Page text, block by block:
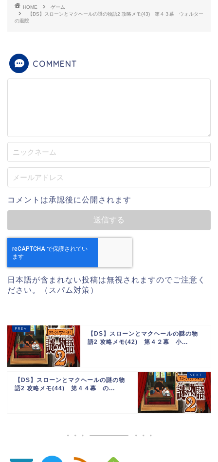
HOME
ゲーム
【DS】スローンとマクヘールの謎の物語2 攻略メモ(43) 第４３幕 ウォルター
の退院
COMMENT
コメントは承認後に公開されます
日本語が含まれない投稿は無視されますのでご注意く
ださい。（スパム対策）
【DS】スローンとマクヘールの謎の物
語2 攻略メモ(42) 第４２幕 小...
【DS】スローンとマクヘールの謎の物
語2 攻略メモ(44) 第４４幕 の...